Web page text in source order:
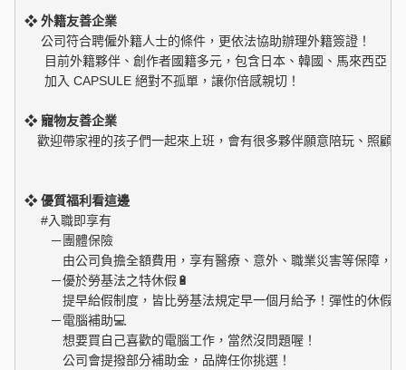
❖ 外籍友善企業
公司符合聘僱外籍人士的條件，更依法協助辦理外籍簽證！
目前外籍夥伴、創作者國籍多元，包含日本、韓國、馬來西亞、
❖ 寵物友善企業
歡迎帶家裡的孩子們一起來上班，會有很多夥伴願意陪玩、照顧
❖ 優質福利看這邊
#入職即享有
－團體保險
由公司負擔全額費用，享有醫療、意外、職業災害等保障，讓
－優於勞基法之特休假🔋
提早給假制度，皆比勞基法規定早一個月給予！彈性的休假制
－電腦補助💻
想要買自己喜歡的電腦工作，當然沒問題喔！
公司會提撥部分補助金，品牌任你挑選！